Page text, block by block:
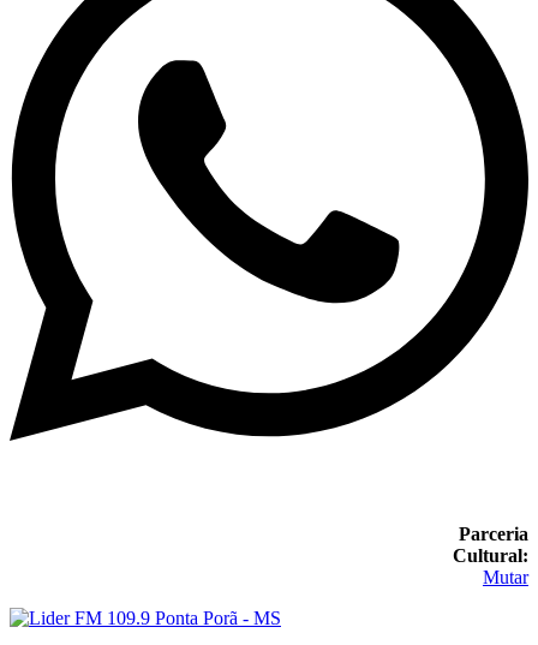
Parceria
Cultural:
Mutar